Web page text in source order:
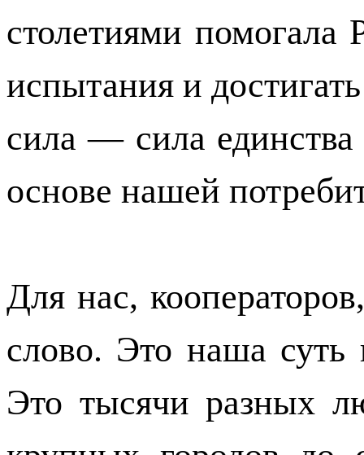
столетиями помогала
испытания и
сила — сила
основе нашей
Для нас,
слово. Это наша суть
Это тысячи разных